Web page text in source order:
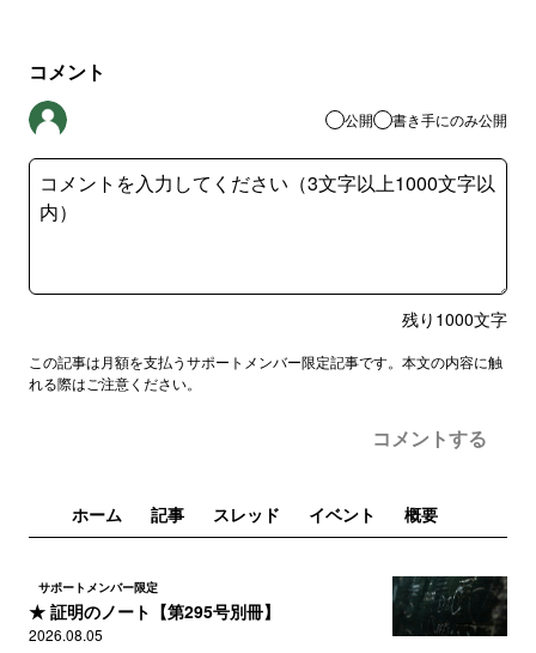
コメント
公開 書き手にのみ公開
残り 1000文字
この記事は月額を支払うサポートメンバー限定記事です。本文の内容に触
れる際はご注意ください。
コメントする
ホーム 記事 スレッド イベント 概要
サポートメンバー限定
★ 証明のノート【第295号別冊】
2026.08.05